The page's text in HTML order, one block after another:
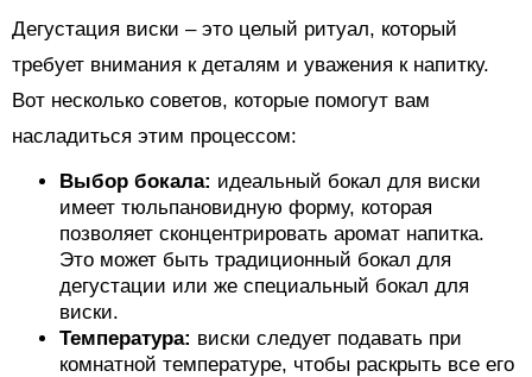
Дегустация виски – это целый ритуал, который
требует внимания к деталям и уважения к напитку.
Вот несколько советов, которые помогут вам
насладиться этим процессом:
Выбор бокала: идеальный бокал для виски
имеет тюльпановидную форму, которая
позволяет сконцентрировать аромат напитка.
Это может быть традиционный бокал для
дегустации или же специальный бокал для
виски.
Температура: виски следует подавать при
комнатной температуре, чтобы раскрыть все его